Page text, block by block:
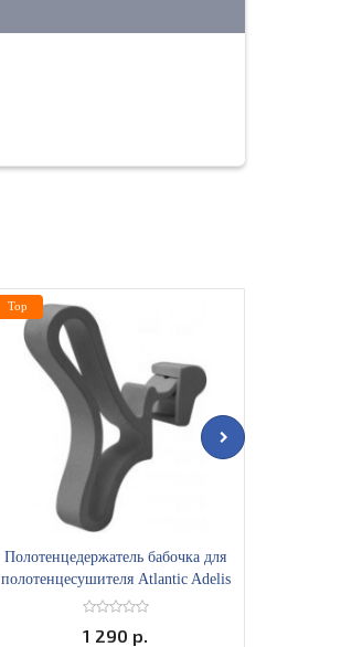
Полотенцедержатель бабочка для
полотенцесушителя Atlantic Adelis
черный 002232
1 290 р.
Top